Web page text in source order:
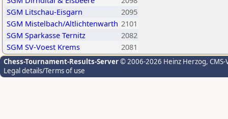
SGM Litschau-Eisgarn
2095
SGM Mistelbach/Altlichtenwarth 2101
SGM Sparkasse Ternitz
2082
SGM SV-Voest Krems
2081
Chess-Tournament-Results-Server© 2006-2026 Heinz Herzog,
Legal details/Terms of use